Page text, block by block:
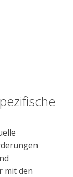
mit den